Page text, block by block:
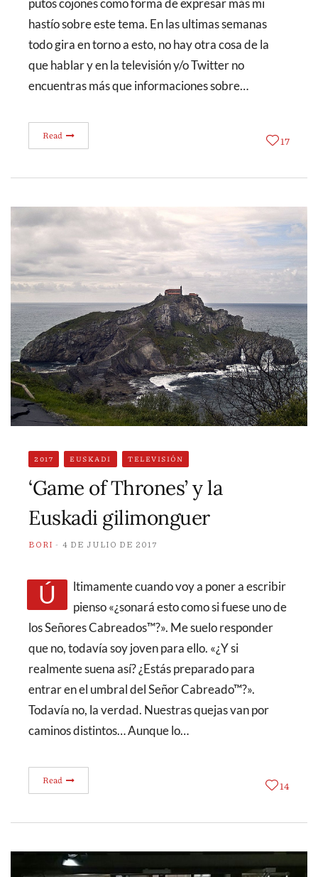
putos cojones como forma de expresar más mi
hastío sobre este tema. En las ultimas semanas
todo gira en torno a esto, no hay otra cosa de la
que hablar y en la televisión y/o Twitter no
encuentras más que informaciones sobre…
Read 17
2017 EUSKADI TELEVISIÓN
‘Game of Thrones’ y la
Euskadi gilimonguer
BORI 4 DE JULIO DE 2017
Últimamente cuando voy a poner a escribir
pienso «¿sonará esto como si fuese uno de
los Señores Cabreados™?». Me suelo responder
que no, todavía soy joven para ello. «¿Y si
realmente suena así? ¿Estás preparado para
entrar en el umbral del Señor Cabreado™?».
Todavía no, la verdad. Nuestras quejas van por
caminos distintos… Aunque lo…
Read 14